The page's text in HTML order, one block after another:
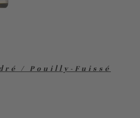
/ Pouilly-Fuissé